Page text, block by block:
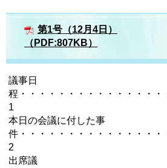
第1号（12月4日）
（PDF:807KB）
議事日
程・・・・・・・・・・・・・
1
本日の会議に付した事
件・・・・・・・・・・・・・
2
出席議